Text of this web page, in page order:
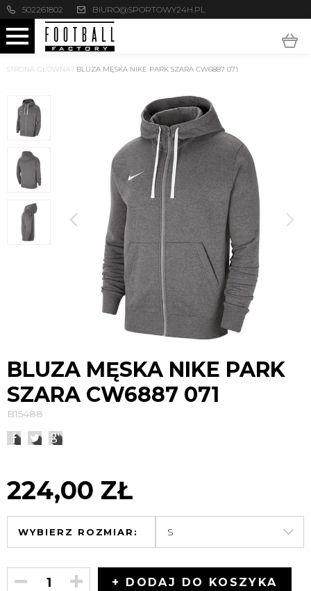
502261802 BIURO@SPORTOWY24H.PL
STRONA GŁÓWNA / BLUZA MĘSKA NIKE PARK SZARA CW6887 071
BLUZA MĘSKA NIKE PARK
SZARA CW6887 071
B15488
224,00 ZŁ
WYBIERZ ROZMIAR:
+ DODAJ DO KOSZYKA